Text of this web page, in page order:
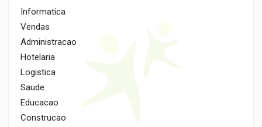
Informatica
Vendas
Administracao
Hotelaria
Logistica
Saude
Educacao
Construcao